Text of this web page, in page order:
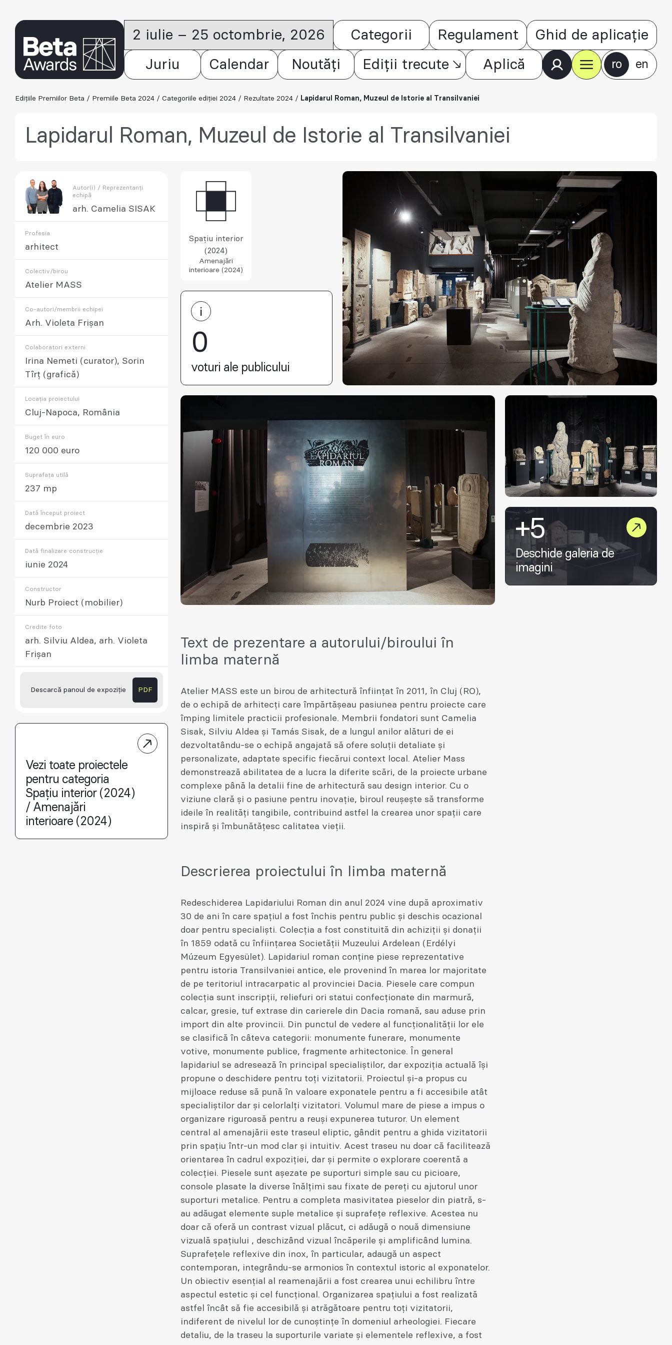
2 iulie – 25 octombrie, 2026 Categorii Regulament Ghid de aplicație
Juriu Calendar Noutăți Ediții trecute Aplică ro en
Edițiile Premiilor Beta / Premiile Beta 2024 / Categoriile ediției 2024 / Rezultate 2024 / Lapidarul Roman, Muzeul de Istorie al Transilvaniei
Lapidarul Roman, Muzeul de Istorie al Transilvaniei
Autor(i) / Reprezentanți
echipă
arh. Camelia SISAK
Profesia
arhitect
Colectiv/birou
Atelier MASS
Co-autori/membrii echipei
Arh. Violeta Frișan
Colaboratori externi
Irina Nemeti (curator), Sorin
Tîrț (grafică)
Locația proiectului
Cluj-Napoca, România
Buget în euro
120 000 euro
Suprafața utilă
237 mp
Dată început proiect
decembrie 2023
Dată finalizare construcție
iunie 2024
Constructor
Nurb Proiect (mobilier)
Credite foto
arh. Silviu Aldea, arh. Violeta
Frișan
Descarcă panoul de expoziție PDF
Vezi toate proiectele
pentru categoria
Spațiu interior (2024)
/ Amenajări
interioare (2024)
Spațiu interior
(2024)
Amenajări
interioare (2024)
0
voturi ale publicului
+5
Deschide galeria de
imagini
Text de prezentare a autorului/biroului în
limba maternă
Atelier MASS este un birou de arhitectură înființat în 2011, în Cluj (RO),
de o echipă de arhitecți care împărtășeau pasiunea pentru proiecte care
împing limitele practicii profesionale. Membrii fondatori sunt Camelia
Sisak, Silviu Aldea și Tamás Sisak, de a lungul anilor alături de ei
dezvoltatându-se o echipă angajată să ofere soluții detaliate și
personalizate, adaptate specific fiecărui context local. Atelier Mass
demonstrează abilitatea de a lucra la diferite scări, de la proiecte urbane
complexe până la detalii fine de arhitectură sau design interior. Cu o
viziune clară și o pasiune pentru inovație, biroul reușește să transforme
ideile în realități tangibile, contribuind astfel la crearea unor spații care
inspiră și îmbunătățesc calitatea vieții.
Descrierea proiectului în limba maternă
Redeschiderea Lapidariului Roman din anul 2024 vine după aproximativ
30 de ani în care spațiul a fost închis pentru public și deschis ocazional
doar pentru specialiști. Colecția a fost constituită din achiziții și donații
în 1859 odată cu înființarea Societății Muzeului Ardelean (Erdélyi
Múzeum Egyesület). Lapidariul roman conţine piese reprezentative
pentru istoria Transilvaniei antice, ele provenind în marea lor majoritate
de pe teritoriul intracarpatic al provinciei Dacia. Piesele care compun
colecția sunt inscripţii, reliefuri ori statui confecţionate din marmură,
calcar, gresie, tuf extrase din carierele din Dacia romană, sau aduse prin
import din alte provincii. Din punctul de vedere al funcţionalităţii lor ele
se clasifică în câteva categorii: monumente funerare, monumente
votive, monumente publice, fragmente arhitectonice. În general
lapidariul se adresează în principal specialiștilor, dar expoziția actuală își
propune o deschidere pentru toți vizitatorii. Proiectul și-a propus cu
mijloace reduse să pună în valoare exponatele pentru a fi accesibile atât
specialiștilor dar și celorlalți vizitatori. Volumul mare de piese a impus o
organizare riguroasă pentru a reuși expunerea tuturor. Un element
central al amenajării este traseul eliptic, gândit pentru a ghida vizitatorii
prin spațiu într-un mod clar și intuitiv. Acest traseu nu doar că facilitează
orientarea în cadrul expoziției, dar și permite o explorare coerentă a
colecției. Piesele sunt aşezate pe suporturi simple sau cu picioare,
console plasate la diverse înălţimi sau fixate de pereţi cu ajutorul unor
suporturi metalice. Pentru a completa masivitatea pieselor din piatră, s-
au adăugat elemente suple metalice și suprafețe reflexive. Acestea nu
doar că oferă un contrast vizual plăcut, ci adăugă o nouă dimensiune
vizuală spațiului , deschizând vizual încăperile și amplificând lumina.
Suprafețele reflexive din inox, în particular, adaugă un aspect
contemporan, integrându-se armonios în contextul istoric al exponatelor.
Un obiectiv esențial al reamenajării a fost crearea unui echilibru între
aspectul estetic și cel funcțional. Organizarea spațiului a fost realizată
astfel încât să fie accesibilă și atrăgătoare pentru toți vizitatorii,
indiferent de nivelul lor de cunoștințe în domeniul arheologiei. Fiecare
detaliu, de la traseu la suporturile variate și elementele reflexive, a fost